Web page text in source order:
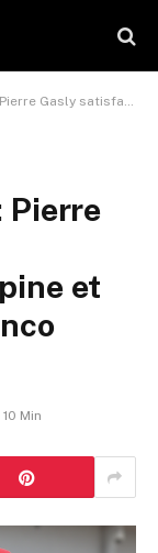
chez Alpine et rend hommage à Franco Colapinto
Pierre
et
10 Min